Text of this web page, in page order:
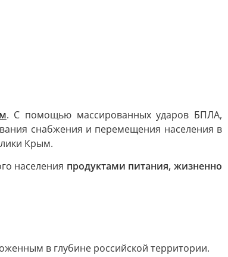
. С помощью массированных ударов БПЛА,
снабжения и перемещения населения в
Крым.
населения продуктами питания, жизненно
в глубине российской территории.